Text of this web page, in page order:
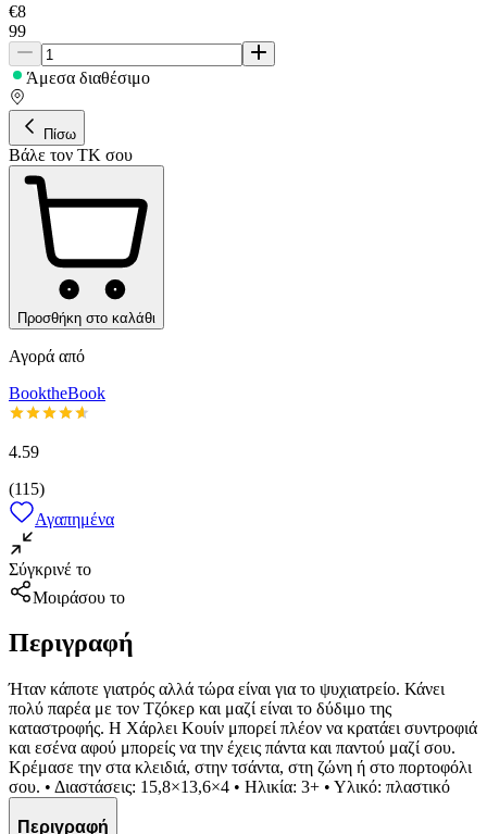
€8
99
Άμεσα διαθέσιμο
Πίσω
Βάλε τον ΤΚ σου
Προσθήκη στο καλάθι
Αγορά από
BooktheBook
4.59
(115)
Αγαπημένα
Σύγκρινέ το
Μοιράσου το
Περιγραφή
Ήταν κάποτε γιατρός αλλά τώρα είναι για το ψυχιατρείο. Κάνει
πολύ παρέα με τον Τζόκερ και μαζί είναι το δύδιμο της
καταστροφής. Η Χάρλει Κουίν μπορεί πλέον να κρατάει συντροφιά
και εσένα αφού μπορείς να την έχεις πάντα και παντού μαζί σου.
Κρέμασε την στα κλειδιά, στην τσάντα, στη ζώνη ή στο πορτοφόλι
σου. • Διαστάσεις: 15,8×13,6×4 • Ηλικία: 3+ • Υλικό: πλαστικό
Περιγραφή